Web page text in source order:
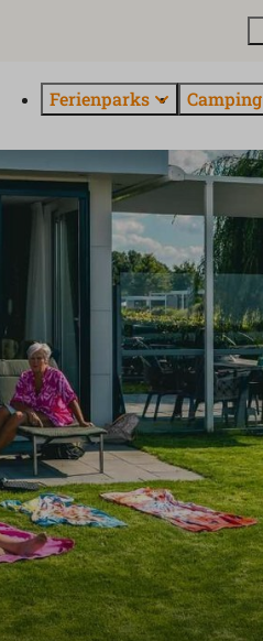
Ferienparks Camping